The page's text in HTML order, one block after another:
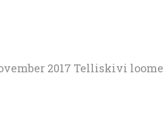
2017 Telliskivi